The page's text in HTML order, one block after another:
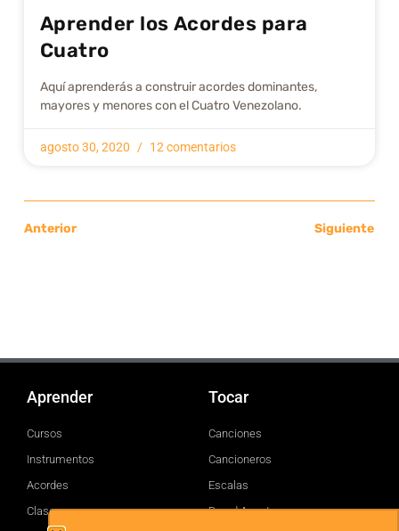
Aprender los Acordes para
Cuatro
Aquí aprenderás a construir acordes dominantes,
mayores y menores con el Cuatro Venezolano.
agosto 30, 2020 12 comentarios
Anterior Siguiente
Aprender
Cursos
Instrumentos
Acordes
Clases
Tocar
Canciones
Cancioneros
Escalas
Brand Assets